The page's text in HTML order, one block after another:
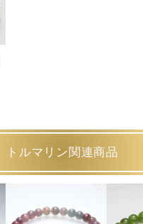
トルマリン関連商品